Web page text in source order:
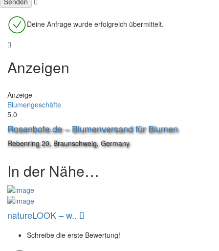
Deine Anfrage wurde erfolgreich übermittelt.
Anzeigen
Anzeige
Blumengeschäfte
5.0
Rosenbote.de – Blumenversand für Blumen
Rebenring 20, Braunschweig, Germany
In der Nähe…
natureLOOK – w..
Schreibe die erste Bewertung!